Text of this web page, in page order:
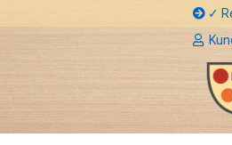
✓